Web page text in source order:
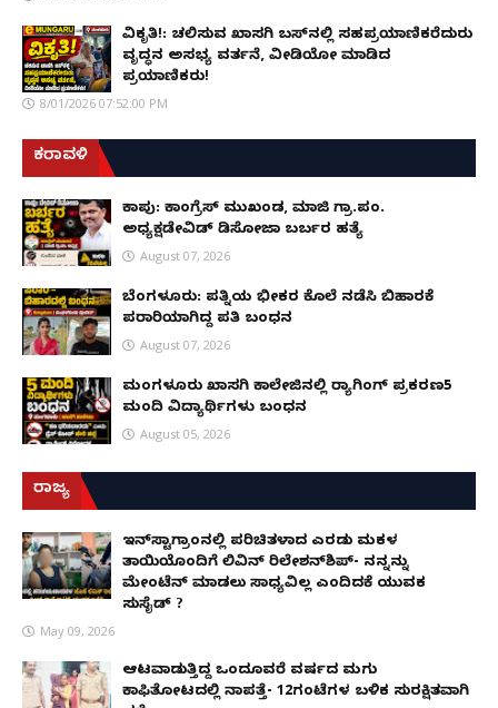
ವಿಕೃತಿ!: ಚಲಿಸುವ ಖಾಸಗಿ ಬಸ್‌ನಲ್ಲಿ ಸಹಪ್ರಯಾಣಿಕರೆದುರು
ವೃದ್ಧನ ಅಸಭ್ಯ ವರ್ತನೆ, ವೀಡಿಯೋ ಮಾಡಿದ
ಪ್ರಯಾಣಿಕರು!
8/01/2026 07:52:00 PM
ಕರಾವಳಿ
ಕಾಪು: ಕಾಂಗ್ರೆಸ್ ಮುಖಂಡ, ಮಾಜಿ ಗ್ರಾ.ಪಂ.
ಅಧ್ಯಕ್ಷಡೇವಿಡ್ ಡಿಸೋಜಾ ಬರ್ಬರ ಹತ್ಯೆ
August 07, 2026
ಬೆಂಗಳೂರು: ಪತ್ನಿಯ ಭೀಕರ ಕೊಲೆ ನಡೆಸಿ ಬಿಹಾರಕ್ಕೆ
ಪರಾರಿಯಾಗಿದ್ದ ಪತಿ ಬಂಧನ
August 07, 2026
ಮಂಗಳೂರು ಖಾಸಗಿ ಕಾಲೇಜಿನಲ್ಲಿ ರ‌್ಯಾಗಿಂಗ್ ಪ್ರಕರಣ5
ಮಂದಿ ವಿದ್ಯಾರ್ಥಿಗಳು ಬಂಧನ
August 05, 2026
ರಾಜ್ಯ
ಇನ್​ಸ್ಟಾಗ್ರಾಂನಲ್ಲಿ ಪರಿಚಿತಳಾದ ಎರಡು ಮಕ್ಕಳ
ತಾಯಿಯೊಂದಿಗೆ ಲಿವಿನ್ ರಿಲೇಶನ್​ಶಿಪ್- ನನ್ನನ್ನು
ಮೇಂಟೆನ್ ಮಾಡಲು ಸಾಧ್ಯವಿಲ್ಲ ಎಂದಿದಕ್ಕೆ ಯುವಕ
ಸುಸೈಡ್ ?
May 09, 2026
ಆಟವಾಡುತ್ತಿದ್ದ ಒಂದೂವರೆ ವರ್ಷದ ಮಗು
ಕಾಫಿತೋಟದಲ್ಲಿ ನಾಪತ್ತೆ- 12ಗಂಟೆಗಳ ಬಳಿಕ ಸುರಕ್ಷಿತವಾಗಿ